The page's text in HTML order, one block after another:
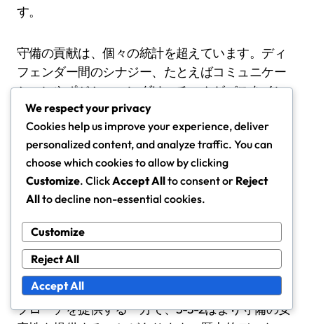
す。
守備の貢献は、個々の統計を超えています。ディ
フェンダー間のシナジー、たとえばコミュニケー
ションやポジショニングは、チームがパスをイン
ターセプトし、相手にプレッシャーをかける能力
を大幅に向上させることができます。チームは、
これらの貢献を分析するために試合の映像を定期
的にレビューするべきです。
異なるフォーメーションの歴史的パフォ
ーマンスデータ
異なるフォーメーションは、さまざまな守備パフ
ォーマンスをもたらす可能性があります。たとえ
ば、4-4-2フォーメーションはバランスの取れたア
プローチを提供する一方で、5-3-2はより守備の安
We respect your privacy
Cookies help us improve your experience, deliver
personalized content, and analyze traffic. You can
choose which cookies to allow by clicking
Customize. ClickAccept Allto consent or Reject
Allto decline non-essential cookies.
Customize
Reject All
Accept All